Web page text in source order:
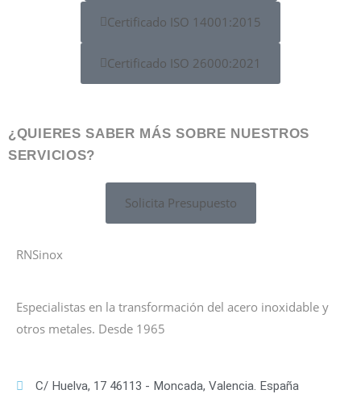
Certificado ISO 14001:2015
Certificado ISO 26000:2021
¿QUIERES SABER MÁS SOBRE NUESTROS
SERVICIOS?
Solicita Presupuesto
RNSinox
Especialistas en la transformación del acero inoxidable y
otros metales. Desde 1965
C/ Huelva, 17 46113 - Moncada, Valencia. España